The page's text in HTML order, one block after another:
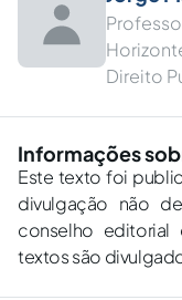
Direito
Informações
Este texto foi
divulgação não
conselho editorial
textos são